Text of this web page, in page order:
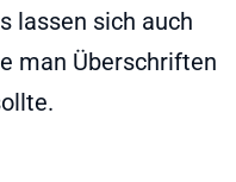
lassen sich auch
man Überschriften